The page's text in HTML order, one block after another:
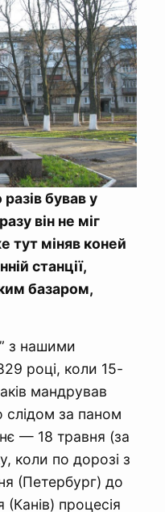
бував у
він не міг
тут міняв коней
станції,
базаром,
з нашими
році, коли 15-
мандрував
слідом за паном
— 18 травня (за
коли по дорозі з
(Петербург) до
(Канів) процесія